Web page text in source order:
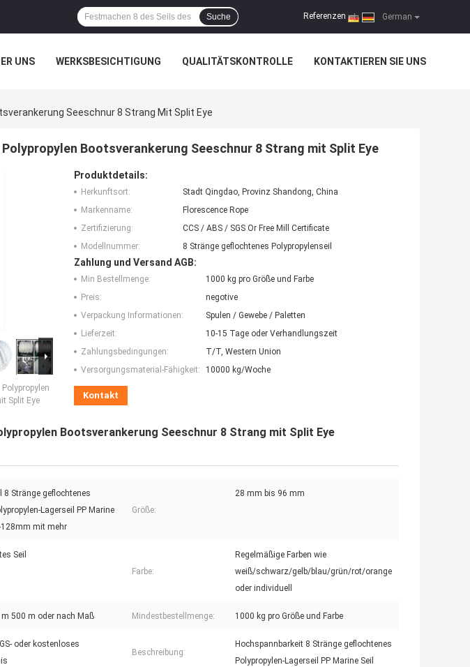
German
Referenzen |
Suche
UNS WERKSBESICHTIGUNG QUALITÄTSKONTROLLE KONTAKTIEREN SIE UNS
Seeschnur 8 Strang Mit Split Eye
Polypropylen Bootsverankerung Seeschnur 8 Strang mit Split Eye
Split Eye
Produktdetails:
Herkunftsort:
Stadt Qingdao, Provinz Shandong, China
Markenname:
Florescence Rope
Zertifizierung:
CCS / ABS / SGS Or Free Mill Certificate
Modellnummer:
8 Stränge geflochtenes Polypropylenseil
Zahlung und Versand AGB:
Min Bestellmenge:
1000 kg pro Größe und Farbe
Preis:
negotive
Verpackung Informationen:
Spulen / Gewebe / Paletten
Lieferzeit:
10-15 Tage oder Verhandlungszeit
Zahlungsbedingungen:
T/T, Western Union
Versorgungsmaterial-Fähigkeit:
10000 kg/Woche
Kontakt
Bootsverankerung Seeschnur 8 Strang mit Split Eye
8 Stränge geflochtenes
Lagerseil PP Marine
128mm mit mehr
Größe:
28 mm bis 96 mm
Seil
Farbe:
Regelmäßige Farben wie
weiß/schwarz/gelb/blau/grün/rot/orange
oder individuell
500 m oder nach Maß Mindestbestellmenge: 1000 kg pro Größe und Farbe
oder kostenloses
Beschreibung:
Hochspannbarkeit 8 Stränge geflochtenes
Polypropylen-Lagerseil PP Marine Seil